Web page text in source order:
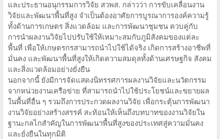
และประธานอนุกรรมการวิจัย สวพส. กล่าวว่า การขับเคลื่อนงาน
วิจัยและพัฒนาพื้นที่สูง จำเป็นต้องอาศัยการบูรณาการองค์ความรู้
ทั้งด้านการเกษตร สิ่งแวดล้อม และการพัฒนาชุมชน ควบคู่กับ
การนำผลงานวิจัยไปปรับใช้ให้เหมาะสมกับภูมิสังคมของแต่ละ
พื้นที่ เพื่อให้เกษตรกรสามารถนำไปใช้ได้จริง เกิดการสร้างอาชีพที่
มั่นคง และพัฒนาพื้นที่สูงให้เกิดความสมดุลทั้งด้านเศรษฐกิจ สังคม
และสิ่งแวดล้อมอย่างยั่งยืน
นอกจากนี้ ยังมีการจัดแสดงนิทรรศการผลงานวิจัยและนวัตกรรม
จากหน่วยงานเครือข่าย ที่สามารถนำไปใช้ประโยชน์และขยายผล
ในพื้นที่อื่น ๆ รวมถึงการประกวดผลงานวิจัย เพื่อกระตุ้นการพัฒนา
งานวิจัยอย่างสร้างสรรค์ สะท้อนให้เห็นถึงบทบาทของงานวิจัยใน
ฐานะกลไกสำคัญในการพัฒนาพื้นที่สูงของประเทศสู่ความมั่นคง
และยั่งยืนในทุกมิติ